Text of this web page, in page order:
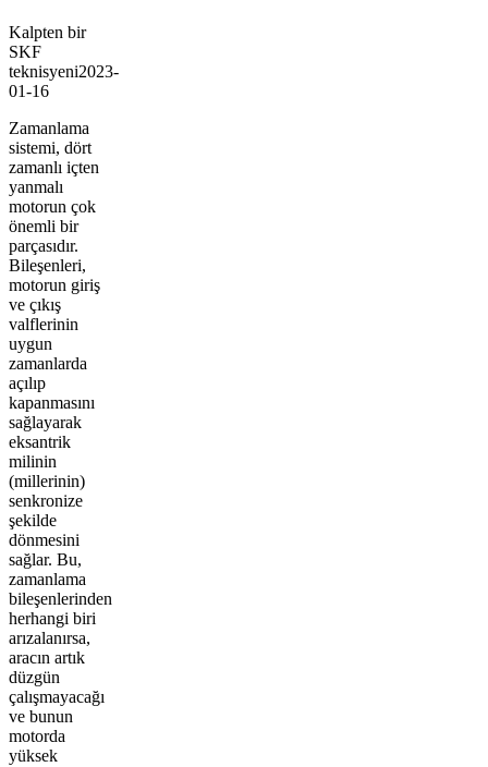
Kalpten bir
SKF
teknisyeni2023-
01-16
Zamanlama
sistemi, dört
zamanlı içten
yanmalı
motorun çok
önemli bir
parçasıdır.
Bileşenleri,
motorun giriş
ve çıkış
valflerinin
uygun
zamanlarda
açılıp
kapanmasını
sağlayarak
eksantrik
milinin
(millerinin)
senkronize
şekilde
dönmesini
sağlar. Bu,
zamanlama
bileşenlerinden
herhangi biri
arızalanırsa,
aracın artık
düzgün
çalışmayacağı
ve bunun
motorda
yüksek